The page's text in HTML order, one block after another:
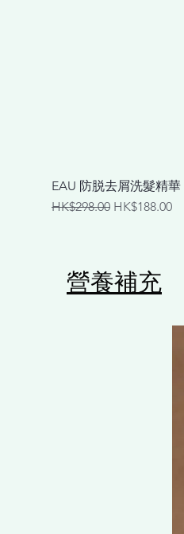
EAU 防脱去屑洗髮精
一般價格
HK$298.00 促銷價格
HK$188.00
營養補充